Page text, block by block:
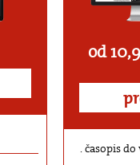
od
časopis do